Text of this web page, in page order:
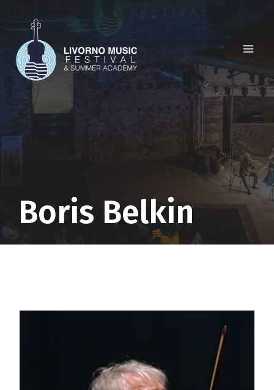
contenuto
Boris Belkin